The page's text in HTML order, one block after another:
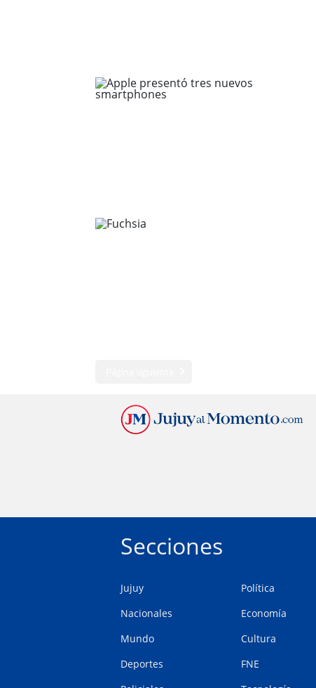
Secciones
Jujuy
Nacionales
Mundo
Deportes
Política
Economía
Cultura
FNE